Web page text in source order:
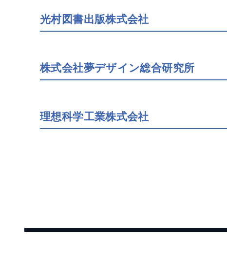
光村図書出版株式会社
株式会社夢デザイン総合研究所
理想科学工業株式会社